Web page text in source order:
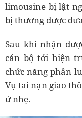
limousine bị lật
bị thương được
Sau khi nhận
cán bộ tới hiện
chức năng phân
Vụ tai nạn giao
ứ nhẹ.